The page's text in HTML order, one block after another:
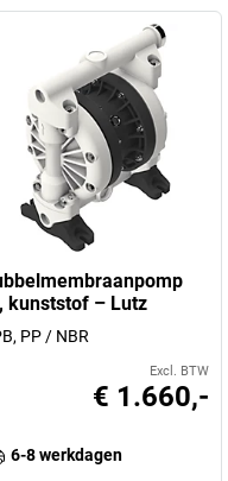
kunststof – Lutz
PP / NBR
Excl. BTW
€ 1.660,-
6-8 werkdagen